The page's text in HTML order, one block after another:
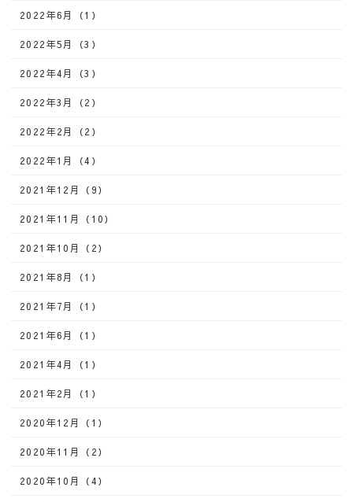
2022年6月（1）
2022年5月（3）
2022年4月（3）
2022年3月（2）
2022年2月（2）
2022年1月（4）
2021年12月（9）
2021年11月（10）
2021年10月（2）
2021年8月（1）
2021年7月（1）
2021年6月（1）
2021年4月（1）
2021年2月（1）
2020年12月（1）
2020年11月（2）
2020年10月（4）